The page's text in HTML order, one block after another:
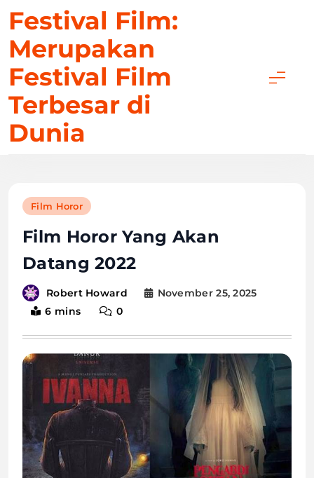
content
Festival Film:
Merupakan
Festival Film
Terbesar di
Dunia
Film Horor
Film Horor Yang Akan
Datang 2022
Robert Howard
November 25, 2025
6 mins
0